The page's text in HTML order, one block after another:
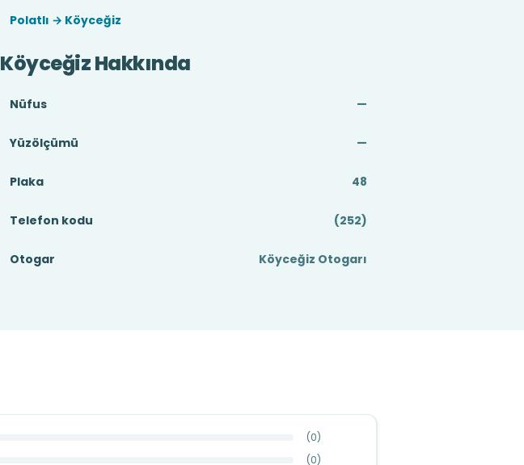
Polatlı → Köyceğiz
Köyceğiz Hakkında
Nüfus —
Yüzölçümü —
Plaka 48
Telefon kodu (252)
Otogar Köyceğiz Otogarı
(0)
(0)